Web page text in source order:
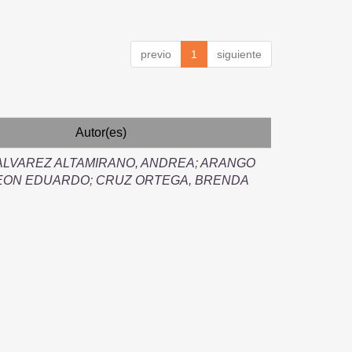
previo 1 siguiente
Autor(es)
ALTAMIRANO, ANDREA;ARANGO
EDUARDO; CRUZ ORTEGA, BRENDA